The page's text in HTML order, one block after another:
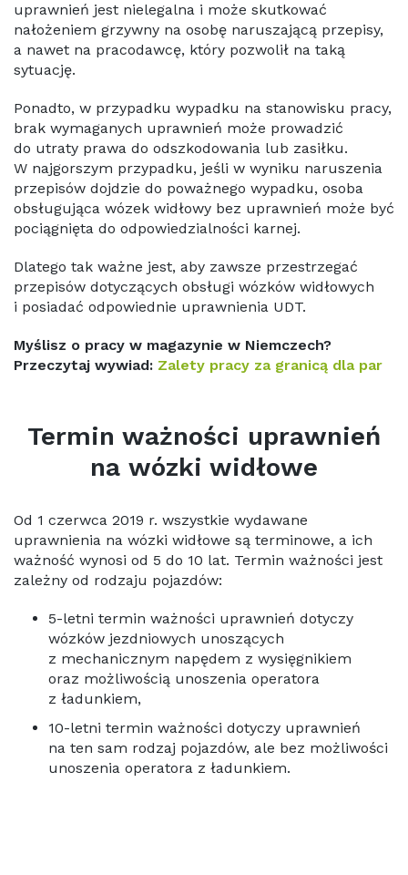
uprawnień jest nielegalna i może skutkować
nałożeniem grzywny na osobę naruszającą przepisy,
a nawet na pracodawcę, który pozwolił na taką
sytuację.
Ponadto, w przypadku wypadku na stanowisku pracy,
brak wymaganych uprawnień może prowadzić
do utraty prawa do odszkodowania lub zasiłku.
W najgorszym przypadku, jeśli w wyniku naruszenia
przepisów dojdzie do poważnego wypadku, osoba
obsługująca wózek widłowy bez uprawnień może być
pociągnięta do odpowiedzialności karnej.
Dlatego tak ważne jest, aby zawsze przestrzegać
przepisów dotyczących obsługi wózków widłowych
i posiadać odpowiednie uprawnienia UDT.
Myślisz o pracy w magazynie w Niemczech?
Przeczytaj wywiad: Zalety pracy za granicą dla par
Termin ważności uprawnień
na wózki widłowe
Od 1 czerwca 2019 r. wszystkie wydawane
uprawnienia na wózki widłowe są terminowe, a ich
ważność wynosi od 5 do 10 lat. Termin ważności jest
zależny od rodzaju pojazdów:
5-letni termin ważności uprawnień dotyczy
wózków jezdniowych unoszących
z mechanicznym napędem z wysięgnikiem
oraz możliwością unoszenia operatora
z ładunkiem,
10-letni termin ważności dotyczy uprawnień
na ten sam rodzaj pojazdów, ale bez możliwości
unoszenia operatora z ładunkiem.